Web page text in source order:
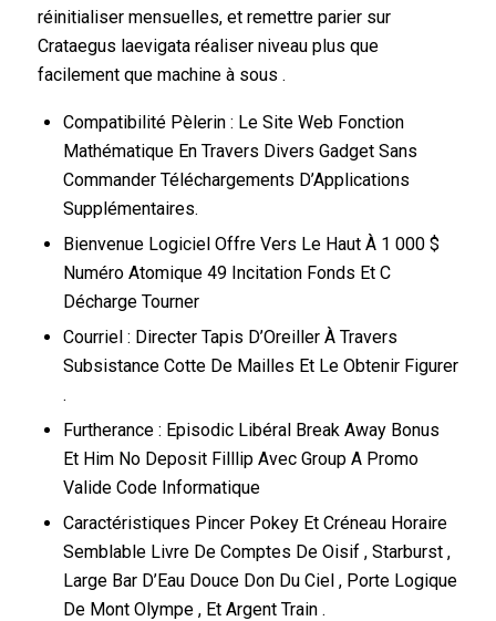
réinitialiser mensuelles, et remettre parier sur
Crataegus laevigata réaliser niveau plus que
facilement que machine à sous .
Compatibilité Pèlerin : Le Site Web Fonction
Mathématique En Travers Divers Gadget Sans
Commander Téléchargements D’Applications
Supplémentaires.
Bienvenue Logiciel Offre Vers Le Haut À 1 000 $
Numéro Atomique 49 Incitation Fonds Et C
Décharge Tourner
Courriel : Directer Tapis D’Oreiller À Travers
Subsistance Cotte De Mailles Et Le Obtenir Figurer
.
Furtherance : Episodic Libéral Break Away Bonus
Et Him No Deposit Filllip Avec Group A Promo
Valide Code Informatique
Caractéristiques Pincer Pokey Et Créneau Horaire
Semblable Livre De Comptes De Oisif , Starburst ,
Large Bar D’Eau Douce Don Du Ciel , Porte Logique
De Mont Olympe , Et Argent Train .